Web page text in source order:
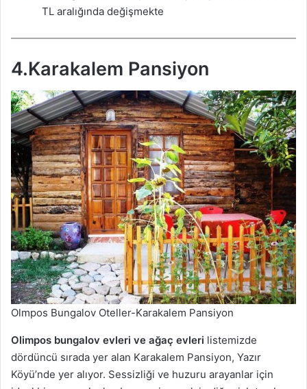
TL aralığında değişmekte
4.Karakalem Pansiyon
Olmpos Bungalov Oteller-Karakalem Pansiyon
Olimpos bungalov evleri ve ağaç evleri listemizde
dördüncü sırada yer alan Karakalem Pansiyon, Yazır
Köyü’nde yer alıyor. Sessizliği ve huzuru arayanlar için